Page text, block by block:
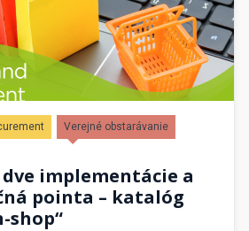
Verejné obstarávanie
implementácie a
pointa – katalóg
shop“